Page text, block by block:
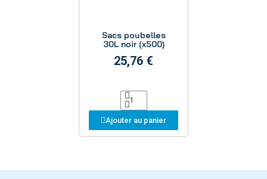
Sacs poubelles
30L noir (x500)
25,76 €
Ajouter au panier